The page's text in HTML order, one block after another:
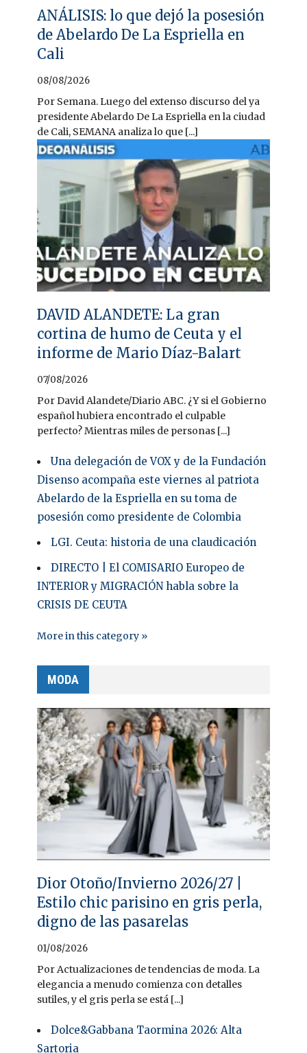
ANÁLISIS: lo que dejó la posesión
de Abelardo De La Espriella en
Cali
08/08/2026
Por Semana. Luego del extenso discurso del ya
presidente Abelardo De La Espriella en la ciudad
de Cali, SEMANA analiza lo que [...]
DAVID ALANDETE: La gran
cortina de humo de Ceuta y el
informe de Mario Díaz-Balart
07/08/2026
Por David Alandete/Diario ABC. ¿Y si el Gobierno
español hubiera encontrado el culpable
perfecto? Mientras miles de personas [...]
Una delegación de VOX y de la Fundación
Disenso acompaña este viernes al patriota
Abelardo de la Espriella en su toma de
posesión como presidente de Colombia
LGI. Ceuta: historia de una claudicación
DIRECTO | El COMISARIO Europeo de
INTERIOR y MIGRACIÓN habla sobre la
CRISIS DE CEUTA
More in this category »
MODA
Dior Otoño/Invierno 2026/27 |
Estilo chic parisino en gris perla,
digno de las pasarelas
01/08/2026
Por Actualizaciones de tendencias de moda. La
elegancia a menudo comienza con detalles
sutiles, y el gris perla se está [...]
Dolce&Gabbana Taormina 2026: Alta
Sartoria